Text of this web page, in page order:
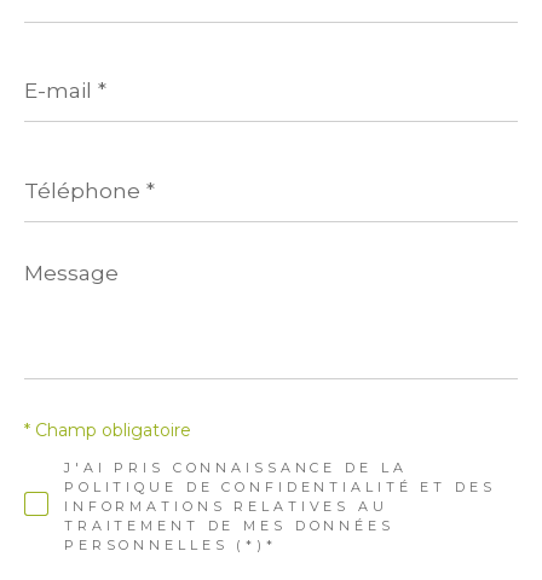
mail
*
*
Message
*
J'AI PRIS CONNAISSANCE DE LA
POLITIQUE DE CONFIDENTIALITÉ ET DES
INFORMATIONS RELATIVES AU
TRAITEMENT DE MES DONNÉES
PERSONNELLES (*)*
* Champ obligatoire